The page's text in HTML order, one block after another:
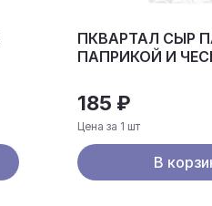
ПКВАРТАЛ СЫР
ПАПРИКОЙ И
185 ₽
Цена за 1 шт
В